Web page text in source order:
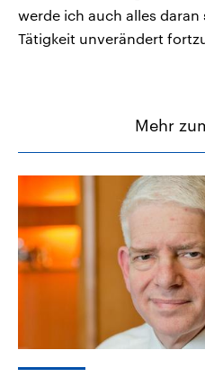
werde ich auch alles
Tätigkeit unverändert
Mehr